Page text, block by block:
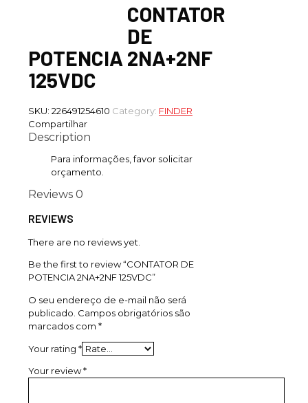
CONTATOR
DE
POTENCIA 2NA+2NF
125VDC
SKU: 226491254610 Category: FINDER
Compartilhar
Description
Para informações, favor solicitar
orçamento.
Reviews 0
REVIEWS
There are no reviews yet.
Be the first to review “CONTATOR DE
POTENCIA 2NA+2NF 125VDC”
O seu endereço de e-mail não será
publicado. Campos obrigatórios são
marcados com *
Your rating *
Your review*